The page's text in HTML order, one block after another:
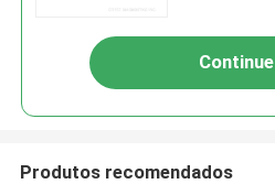
Continue
Produtos recomendados